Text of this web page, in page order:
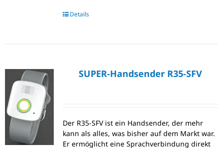
Details
SUPER-Handsender R35-SFV
Der R35-SFV ist ein Handsender, der mehr
kann als alles, was bisher auf dem Markt war.
Er ermöglicht eine Sprachverbindung direkt